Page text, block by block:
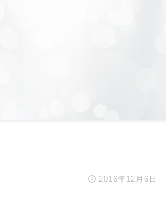
2016年12月6日